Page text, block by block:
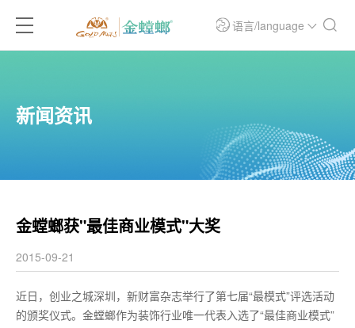
语言/language
新闻资讯
金螳螂获"最佳商业模式"大奖
2015-09-21
近日，创业之城深圳，新财富杂志举行了第七届“最模式”评选活动
的颁奖仪式。金螳螂作为装饰行业唯一代表入选了“最佳商业模式”